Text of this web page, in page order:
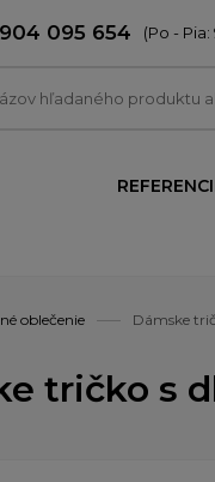
095 654 (Po - Pia:
oblečenie Dámske
tričko s